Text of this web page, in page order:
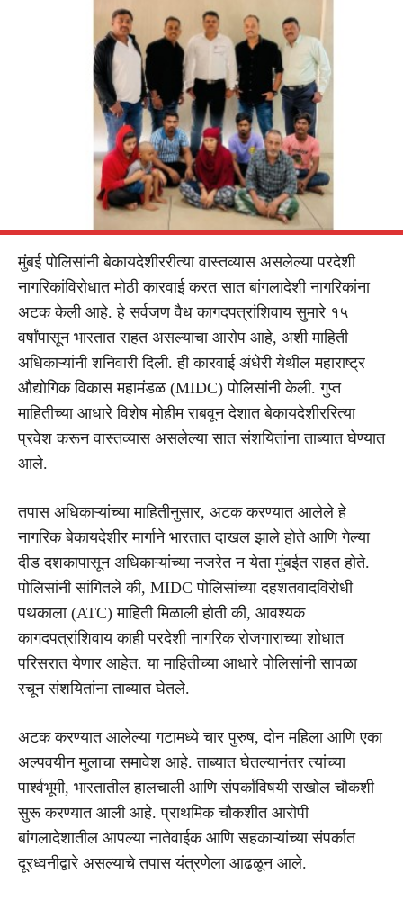
मुंबई पोलिसांनी बेकायदेशीररीत्या वास्तव्यास असलेल्या परदेशी
नागरिकांविरोधात मोठी कारवाई करत सात बांगलादेशी नागरिकांना
अटक केली आहे. हे सर्वजण वैध कागदपत्रांशिवाय सुमारे १५
वर्षांपासून भारतात राहत असल्याचा आरोप आहे, अशी माहिती
अधिकाऱ्यांनी शनिवारी दिली. ही कारवाई अंधेरी येथील महाराष्ट्र
औद्योगिक विकास महामंडळ (MIDC) पोलिसांनी केली. गुप्त
माहितीच्या आधारे विशेष मोहीम राबवून देशात बेकायदेशीररित्या
प्रवेश करून वास्तव्यास असलेल्या सात संशयितांना ताब्यात घेण्यात
आले.
तपास अधिकाऱ्यांच्या माहितीनुसार, अटक करण्यात आलेले हे
नागरिक बेकायदेशीर मार्गाने भारतात दाखल झाले होते आणि गेल्या
दीड दशकापासून अधिकाऱ्यांच्या नजरेत न येता मुंबईत राहत होते.
पोलिसांनी सांगितले की, MIDC पोलिसांच्या दहशतवादविरोधी
पथकाला (ATC) माहिती मिळाली होती की, आवश्यक
कागदपत्रांशिवाय काही परदेशी नागरिक रोजगाराच्या शोधात
परिसरात येणार आहेत. या माहितीच्या आधारे पोलिसांनी सापळा
रचून संशयितांना ताब्यात घेतले.
अटक करण्यात आलेल्या गटामध्ये चार पुरुष, दोन महिला आणि एका
अल्पवयीन मुलाचा समावेश आहे. ताब्यात घेतल्यानंतर त्यांच्या
पार्श्वभूमी, भारतातील हालचाली आणि संपर्कांविषयी सखोल चौकशी
सुरू करण्यात आली आहे. प्राथमिक चौकशीत आरोपी
बांगलादेशातील आपल्या नातेवाईक आणि सहकाऱ्यांच्या संपर्कात
दूरध्वनीद्वारे असल्याचे तपास यंत्रणेला आढळून आले.